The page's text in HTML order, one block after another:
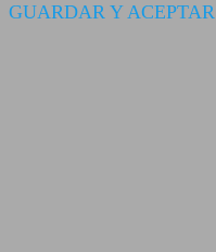
GUARDAR Y ACEPTAR